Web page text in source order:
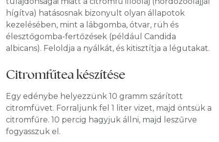
hígítva) hatásosnak bizonyult olyan állapotok
kezelésében, mint a lábgomba, ótvar, rüh és
élesztőgomba-fertőzések (például Candida
albicans). Feloldja a nyálkát, és kitisztítja a légutakat.
Citromfűtea készítése
Egy edénybe helyezzünk 10 gramm szárított
citromfüvet. Forraljunk fel 1 liter vizet, majd öntsük a
citromfűre. 10 percig hagyjuk állni, majd leszűrve
fogyasszuk el.